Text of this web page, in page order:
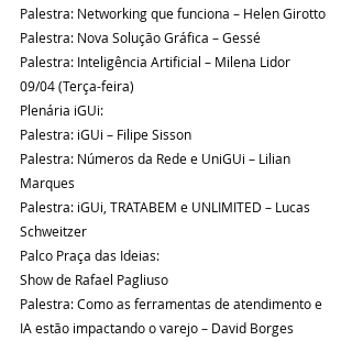
Palestra: Networking que funciona – Helen Girotto
Palestra: Nova Solução Gráfica – Gessé
Palestra: Inteligência Artificial – Milena Lidor
09/04 (Terça-feira)
Plenária iGUi:
Palestra: iGUi – Filipe Sisson
Palestra: Números da Rede e UniGUi – Lilian
Marques
Palestra: iGUi, TRATABEM e UNLIMITED – Lucas
Schweitzer
Palco Praça das Ideias:
Show de Rafael Pagliuso
Palestra: Como as ferramentas de atendimento e
IA estão impactando o varejo – David Borges